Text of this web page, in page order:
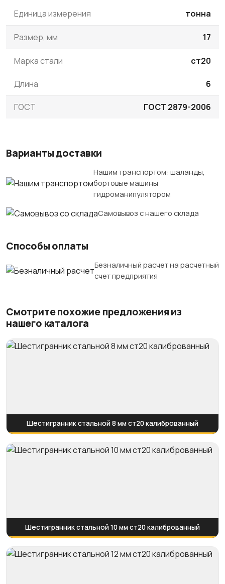
Единица измерения тонна
Размер, мм 17
Марка стали ст20
Длина 6
ГОСТ ГОСТ 2879-2006
Варианты доставки
Нашим транспортом: шаланды,
бортовые машины
гидроманипулятором
Самовывоз с нашего склада
Способы оплаты
Безналичный расчет на расчетный
счет предприятия
Смотрите похожие предложения из
нашего каталога
Шестигранник стальной 8 мм ст20 калиброванный
Шестигранник стальной 10 мм ст20 калиброванный